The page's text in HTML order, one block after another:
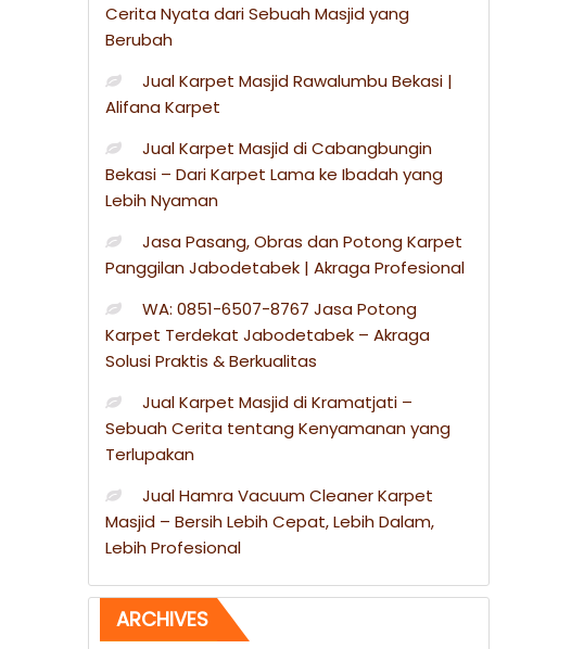
Cerita Nyata dari Sebuah Masjid yang
Berubah
Jual Karpet Masjid Rawalumbu Bekasi |
Alifana Karpet
Jual Karpet Masjid di Cabangbungin
Bekasi – Dari Karpet Lama ke Ibadah yang
Lebih Nyaman
Jasa Pasang, Obras dan Potong Karpet
Panggilan Jabodetabek | Akraga Profesional
WA: 0851-6507-8767 Jasa Potong
Karpet Terdekat Jabodetabek – Akraga
Solusi Praktis & Berkualitas
Jual Karpet Masjid di Kramatjati –
Sebuah Cerita tentang Kenyamanan yang
Terlupakan
Jual Hamra Vacuum Cleaner Karpet
Masjid – Bersih Lebih Cepat, Lebih Dalam,
Lebih Profesional
ARCHIVES